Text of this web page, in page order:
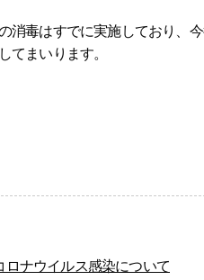
消毒はすでに実施しており、
てまいります。
令
ロナウイルス感染について